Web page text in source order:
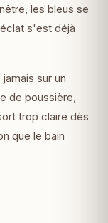
les bleus se
s'est déjà
sur un
de poussière,
trop claire dès
que le bain